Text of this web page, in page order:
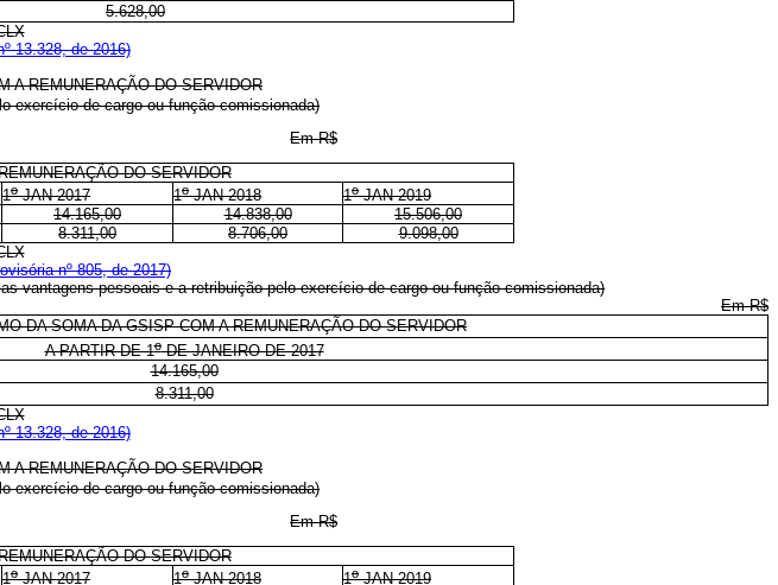
5.628,00
13.328, de 2016)
A REMUNERAÇÃO DO SERVIDOR
exercício de cargo ou função comissionada)
Em R$
DO SERVIDOR
1oJAN 2017 1oJAN 2018 1oJAN 2019
14.165,00 14.838,00
15.506,00
8.311,00 8.706,00
9.098,00
nº 805, de 2017)
vantagens pessoais e a retribuição pelo exercício de cargo ou função comissionada)
Em R$
DA SOMA DA GSISP COM A REMUNERAÇÃO DO SERVIDOR
A PARTIR DE 1oDE JANEIRO DE 2017
14.165,00
8.311,00
13.328, de 2016)
A REMUNERAÇÃO DO SERVIDOR
exercício de cargo ou função comissionada)
Em R$
DO SERVIDOR
1oJAN 2017 1oJAN 2018 1oJAN 2019